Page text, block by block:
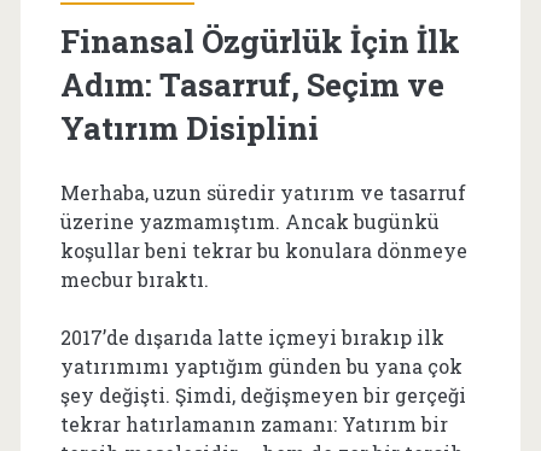
Finansal Özgürlük İçin İlk
Adım: Tasarruf, Seçim ve
Yatırım Disiplini
Merhaba, uzun süredir yatırım ve tasarruf
üzerine yazmamıştım. Ancak bugünkü
koşullar beni tekrar bu konulara dönmeye
mecbur bıraktı.
2017’de dışarıda latte içmeyi bırakıp ilk
yatırımımı yaptığım günden bu yana çok
şey değişti. Şimdi, değişmeyen bir gerçeği
tekrar hatırlamanın zamanı: Yatırım bir